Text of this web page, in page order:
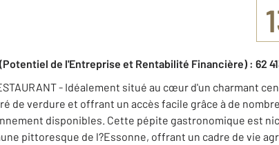
(Potentiel de l'Entreprise et Rentabilité Financière) : 62
- Idéalement situé au cœur d'un charmant
de verdure et offrant un accès facile grâce à de
disponibles. Cette pépite gastronomique est
pittoresque de l?Essonne, offrant un cadre de vie